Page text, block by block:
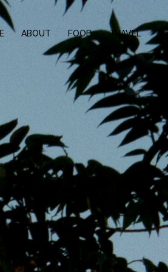
ABOUT FOOD TRAVEL